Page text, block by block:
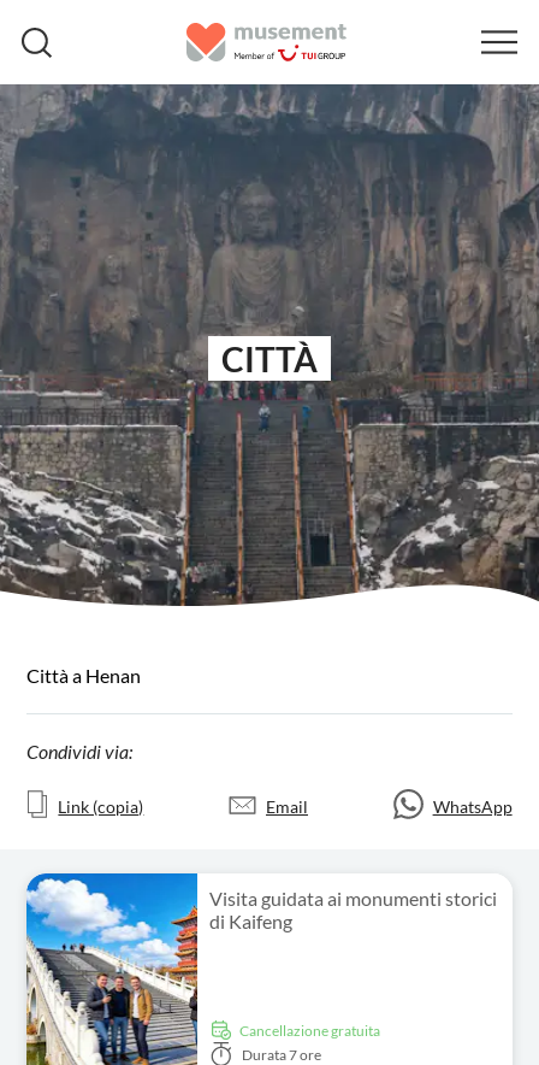
CITTÀ
Città a Henan
Condividi via:
Link (copia) Email WhatsApp
Visita guidata ai monumenti storici
di Kaifeng
Cancellazione gratuita
Durata7 ore